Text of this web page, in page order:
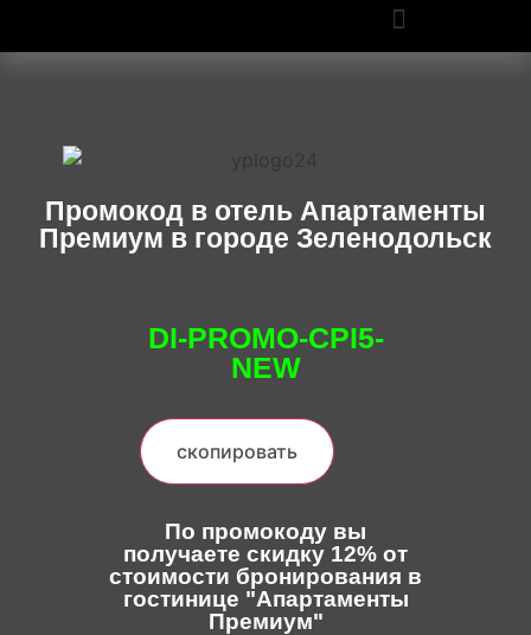
Промокод в отель Апартаменты
Премиум в городе Зеленодольск
DI-PROMO-CPI5-
NEW
скопировать
По промокоду вы
получаете скидку 12% от
стоимости бронирования в
гостинице "Апартаменты
Премиум"